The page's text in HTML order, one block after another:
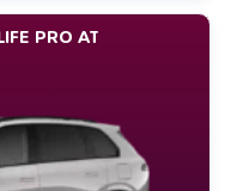
PRO AT